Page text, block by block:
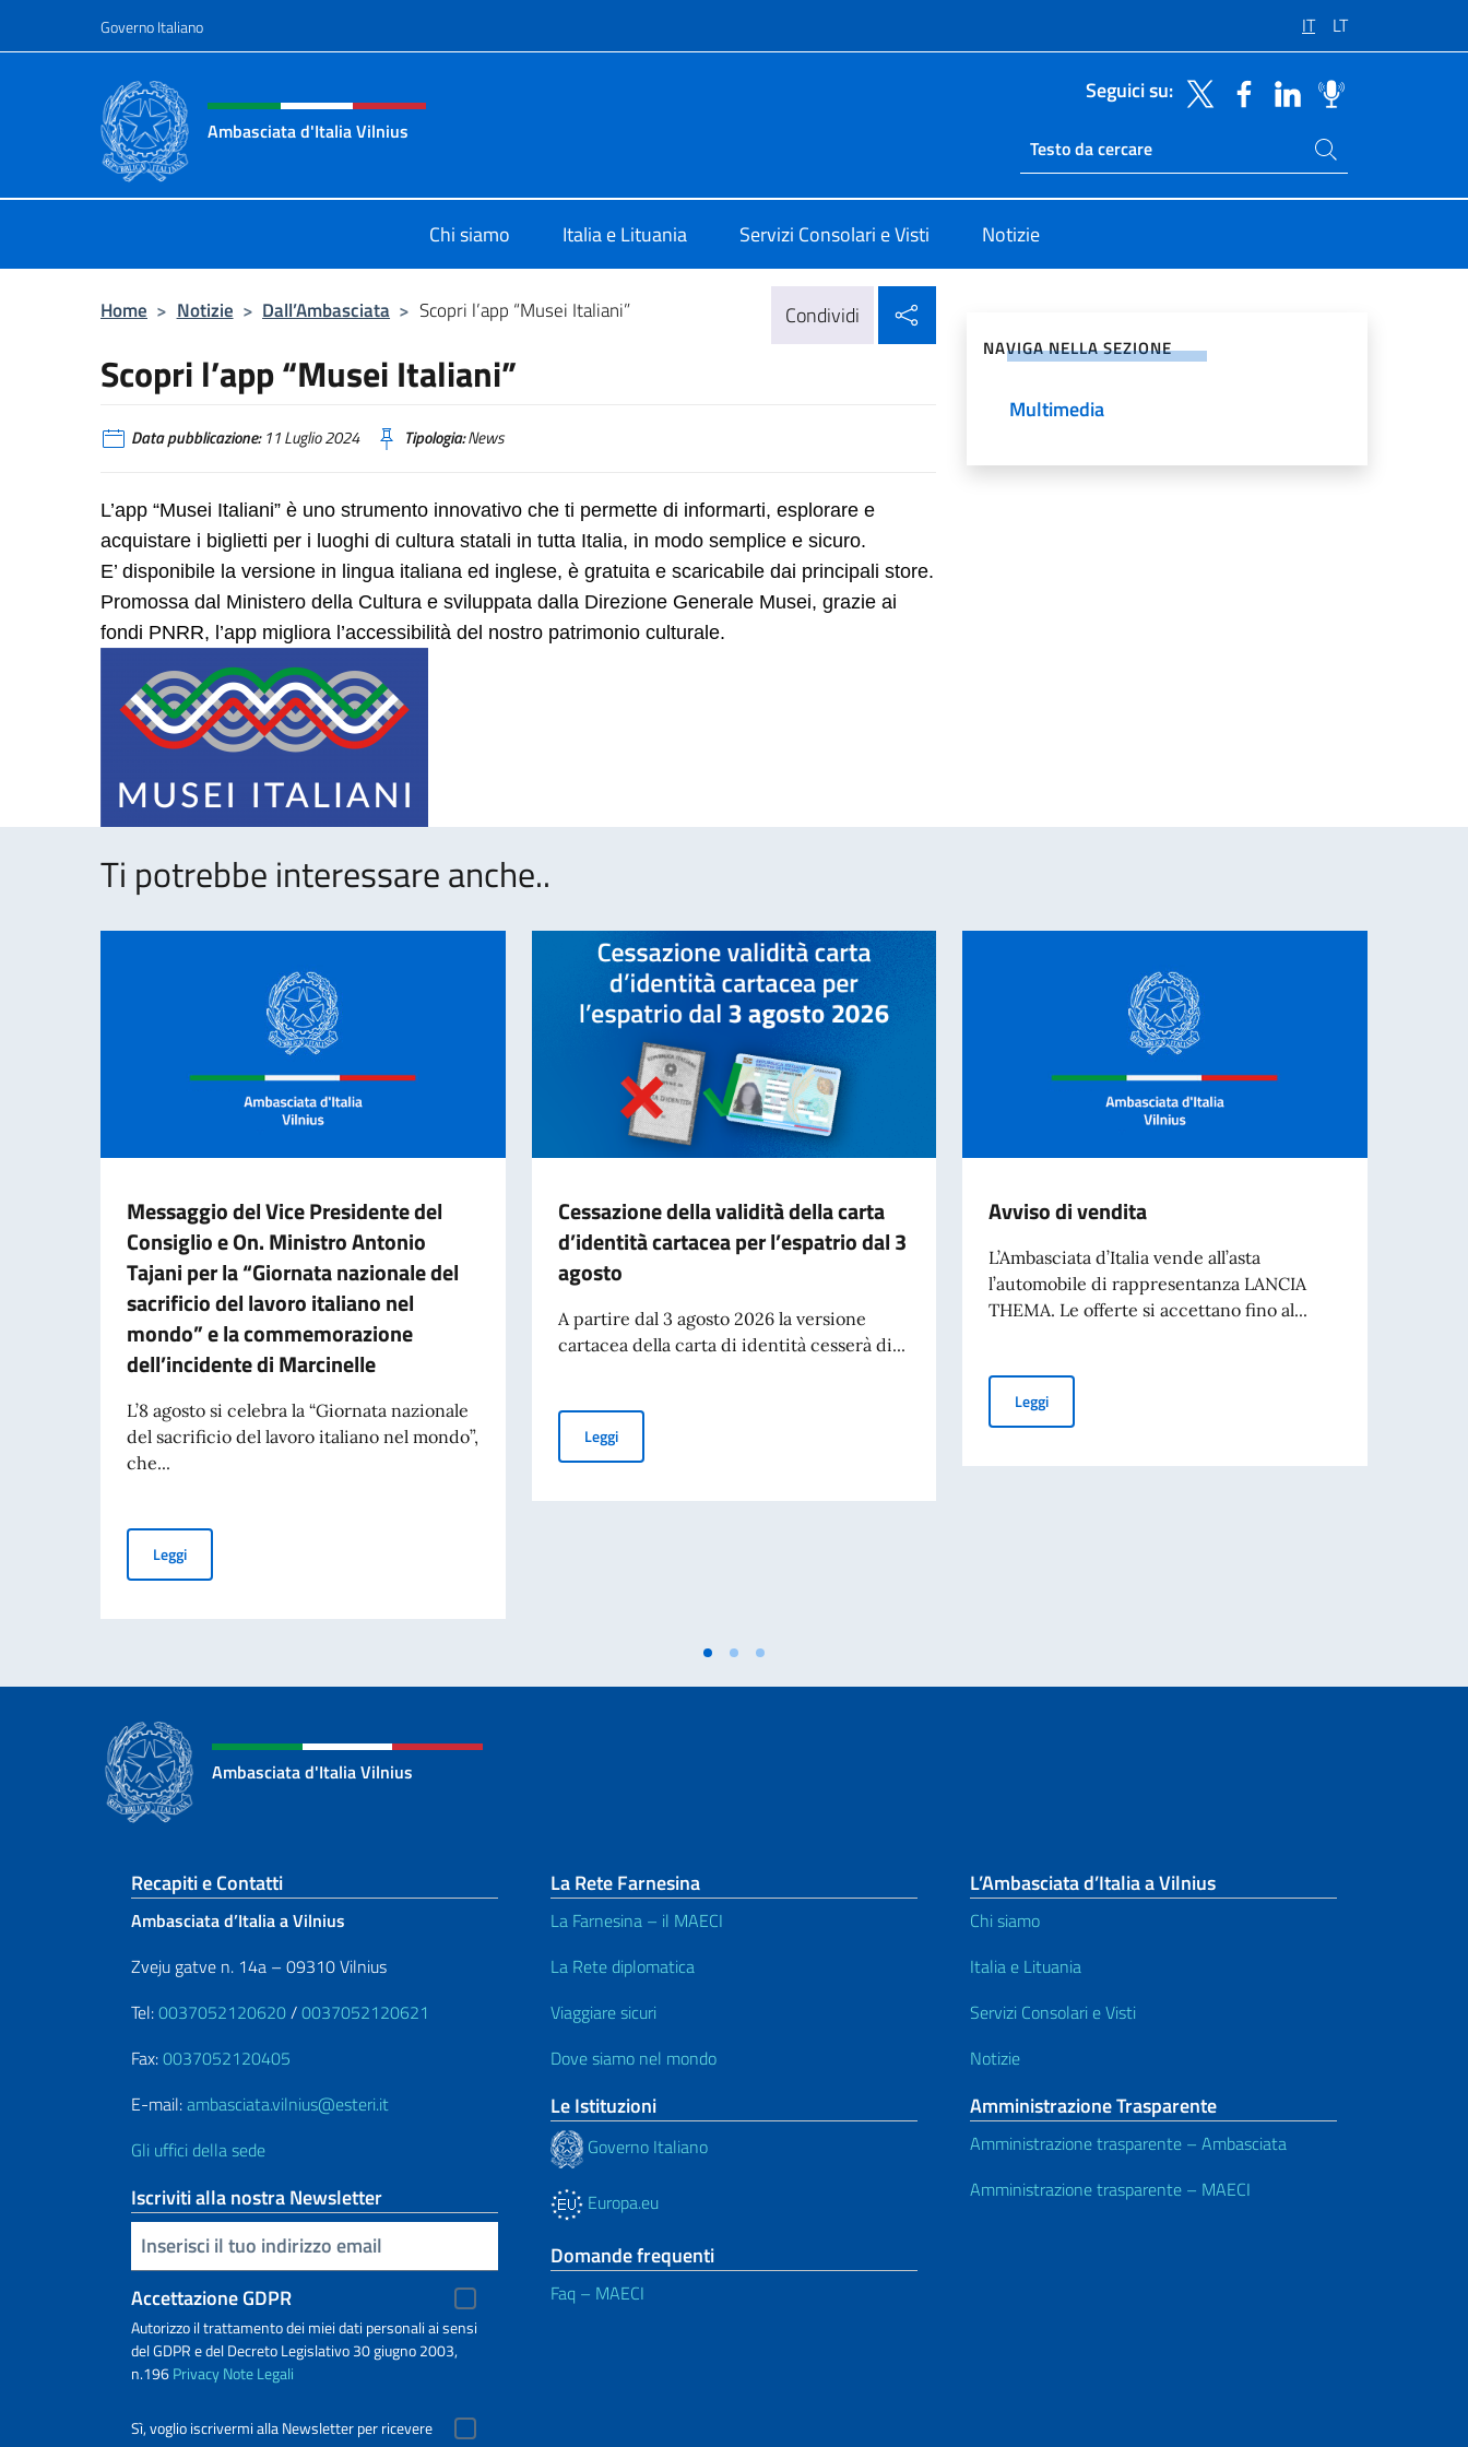
Governo Italiano IT LT
Intestazione sito, social e menù
Ambasciata d'Italia Vilnius
Seguici su:
Ricerca sito live
Cerca nel sito
Chi siamo Italia e Lituania Servizi Consolari e Visti Notizie
Home > Notizie > Dall’Ambasciata > Scopri l’app “Musei Italiani” Condividi
Scopri l’app “Musei Italiani”
Data pubblicazione:11 Luglio 2024 Tipologia:News
L’app “Musei Italiani” è uno strumento innovativo che ti permette di informarti, esplorare e
acquistare i biglietti per i luoghi di cultura statali in tutta Italia, in modo semplice e sicuro.
E’ disponibile la versione in lingua italiana ed inglese, è gratuita e scaricabile dai principali store.
Promossa dal Ministero della Cultura e sviluppata dalla Direzione Generale Musei, grazie ai
fondi PNRR, l’app migliora l’accessibilità del nostro patrimonio culturale.
NAVIGA NELLA SEZIONE
Multimedia
Ti potrebbe interessare anche..
Messaggio del Vice Presidente del
Consiglio e On. Ministro Antonio
Tajani per la “Giornata nazionale del
sacrificio del lavoro italiano nel
mondo” e la commemorazione
dell’incidente di Marcinelle
L’8 agosto si celebra la “Giornata nazionale
del sacrificio del lavoro italiano nel mondo”,
che...
LeggiMessaggio del Vice Presidente del Consiglio e On. Ministro Antonio Tajani per la “Giornata nazionale del sacrificio del lavoro italiano nel mondo” e la commemorazione dell’incidente di Marcinelle
Cessazione della validità della carta
d’identità cartacea per l’espatrio dal 3
agosto
A partire dal 3 agosto 2026 la versione
cartacea della carta di identità cesserà di...
LeggiCessazione della validità della carta d’identità cartacea per l’espatrio dal 3 agosto
Avviso di vendita
L’Ambasciata d’Italia vende all’asta
l’automobile di rappresentanza LANCIA
THEMA. Le offerte si accettano fino al...
LeggiAvviso di vendita
Ambasciata d'Italia Vilnius
Sezione footer
Recapiti e Contatti
Ambasciata d’Italia a Vilnius
Zveju gatve n. 14a – 09310 Vilnius
Tel:0037052120620/0037052120621
Fax:0037052120405
E-mail:ambasciata.vilnius@esteri.it
Gli uffici della sede
Iscriviti alla nostra Newsletter
Inserisci la tua email
Accettazione GDPR
Autorizzo il trattamento dei miei dati personali ai sensi
del GDPR e del Decreto Legislativo 30 giugno 2003,
n.196PrivacyNote Legali
Sì, voglio iscrivermi alla Newsletter per ricevere
La Rete Farnesina
La Farnesina – il MAECI
La Rete diplomatica
Viaggiare sicuri
Dove siamo nel mondo
Le Istituzioni
Governo Italiano
Europa.eu
Domande frequenti
Faq – MAECI
L’Ambasciata d’Italia a Vilnius
Chi siamo
Italia e Lituania
Servizi Consolari e Visti
Notizie
Amministrazione Trasparente
Amministrazione trasparente – Ambasciata
Amministrazione trasparente – MAECI